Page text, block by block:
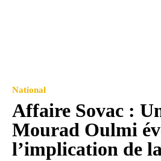
National
Affaire Sovac :
Mourad Oulmi
l’implication de